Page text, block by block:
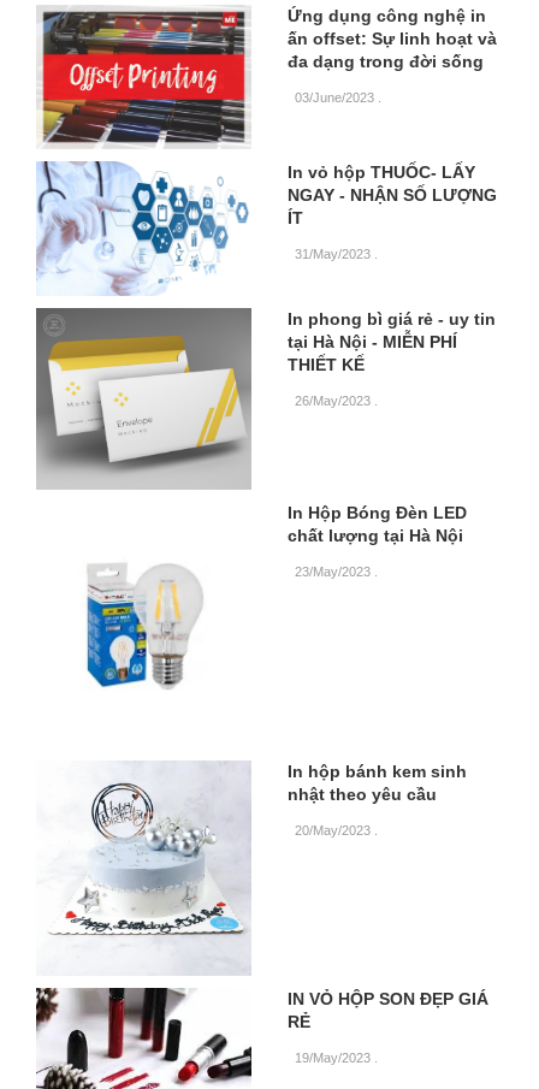
Ứng dụng công nghệ in
ấn offset: Sự linh hoạt và
đa dạng trong đời sống
03/June/2023
In vỏ hộp THUỐC- LẤY
NGAY - NHẬN SỐ LƯỢNG
ÍT
31/May/2023
In phong bì giá rẻ - uy tin
tại Hà Nội - MIỄN PHÍ
THIẾT KẾ
26/May/2023
In Hộp Bóng Đèn LED
chất lượng tại Hà Nội
23/May/2023
In hộp bánh kem sinh
nhật theo yêu cầu
20/May/2023
IN VỎ HỘP SON ĐẸP GIÁ
RẺ
19/May/2023